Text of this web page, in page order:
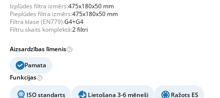
Izplūdes filtra izmērs:475x180x50 mm
Pieplūdes filtra izmērs:475x180x50 mm
Filtra klase (EN779):G4+G4
Filtru skaits komplektā:2 filtri
Aizsardzības līmenis
Pamata
Funkcijas
ISO standarts Lietošana 3-6 mēneši Ražots ES